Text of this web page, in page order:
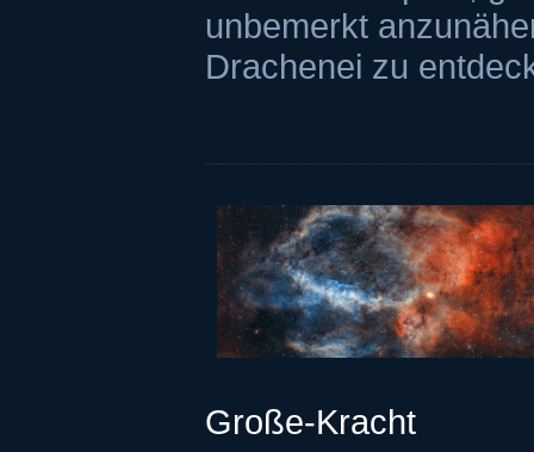
unbemerkt
Drachenei zu
Große-Kracht